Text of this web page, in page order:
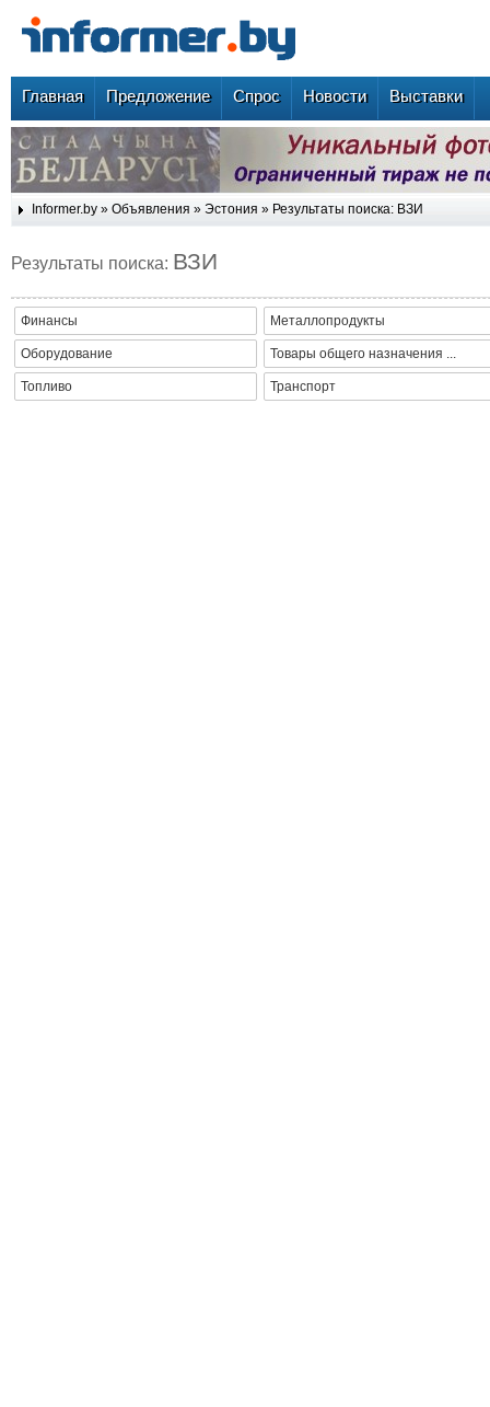
Главная Предложение Спрос Новости Выставки
Informer.by » Объявления » Эстония » Результаты поиска: ВЗИ
Результаты поиска: ВЗИ
Финансы Металлопродукты
Оборудование Товары общего назначения ...
Топливо Транспорт